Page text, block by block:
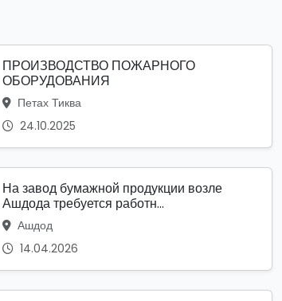
ПРОИЗВОДСТВО ПОЖАРНОГО
ОБОРУДОВАНИЯ
Петах Тиква
24.10.2025
На завод бумажной продукции возле
Ашдода требуется работн...
Ашдод
14.04.2026